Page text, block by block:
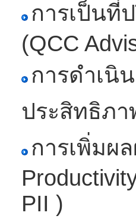
การเป็นที่
(QCC
การดำเนิ
ประสิทธิภา
การเพิ่มผ
PII )